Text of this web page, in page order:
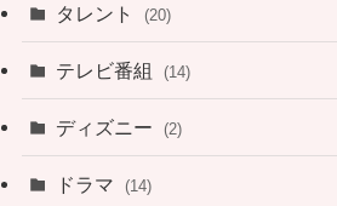
タレント (20)
テレビ番組 (14)
ディズニー (2)
ドラマ (14)